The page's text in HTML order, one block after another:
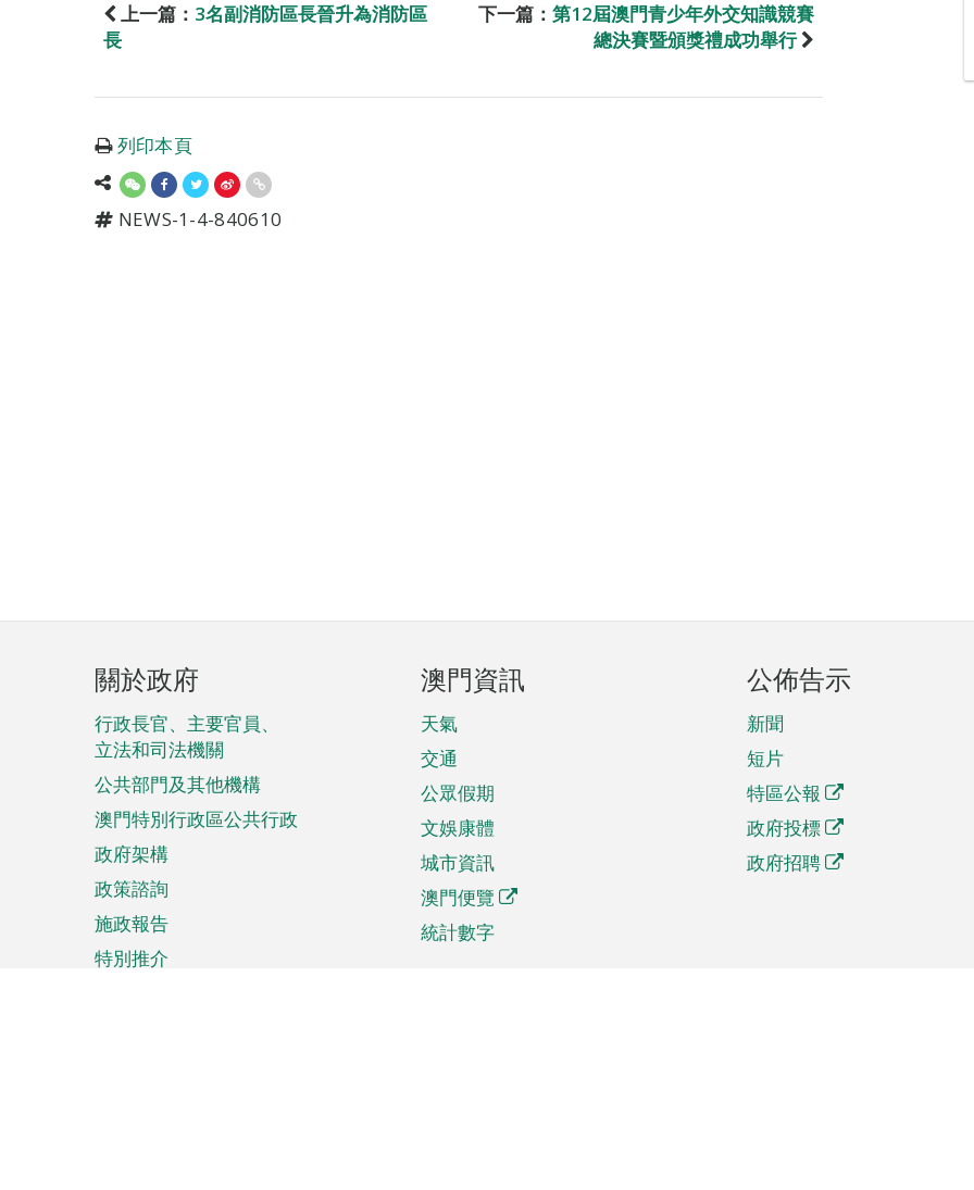
上一篇： 3名副消防區長晉升為消防區
長
下一篇： 第12屆澳門青少年外交知識競賽
總決賽暨頒獎禮成功舉行
列印本頁
NEWS-1-4-840610
頁
腳
菜
單
關於政府
行政長官、主要官員、
立法和司法機關
公共部門及其他機構
澳門特別行政區公共行政
政府架構
政策諮詢
施政報告
特別推介
澳門資訊
天氣
交通
公眾假期
文娛康體
城市資訊
澳門便覽
統計數字
公佈告示
新聞
短片
特區公報
政府投標
政府招聘